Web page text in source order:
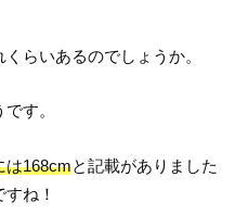
らいあるのでしょうか。
す。
は168cmと記載がありました
すね！